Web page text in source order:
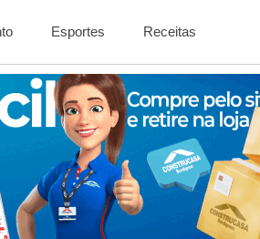
Esportes Receitas